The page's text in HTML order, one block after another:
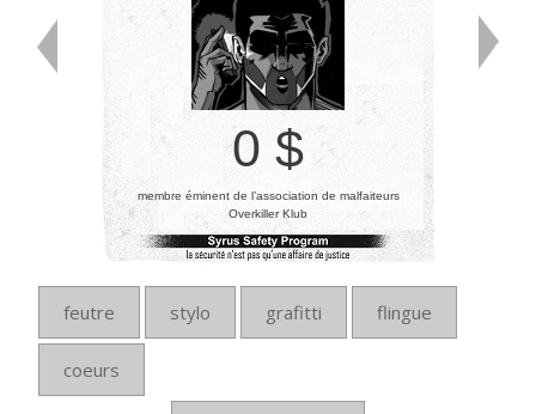
0 $
membre éminent de l’association de malfaiteurs
Overkiller Klub
feutre stylo grafitti flingue
coeurs